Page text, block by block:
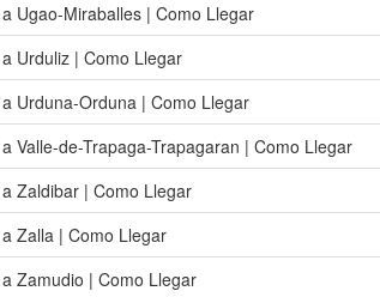
Ugao-Miraballes | Como Llegar
Urduliz | Como Llegar
Urduna-Orduna | Como Llegar
Valle-de-Trapaga-Trapagaran | Como Llegar
Zaldibar | Como Llegar
Zalla | Como Llegar
Zamudio | Como Llegar